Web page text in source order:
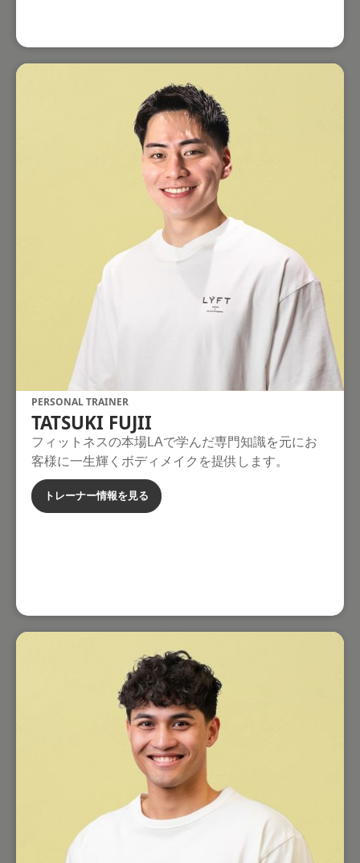
PERSONAL TRAINER
TATSUKI FUJII
フィットネスの本場LAで学んだ専門知識を元にお
客様に一生輝くボディメイクを提供します。
トレーナー情報を見る